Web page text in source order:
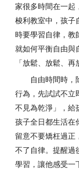
家很多時間在一起
梭利教室中，孩子
時要學習自律，教
就如何平衡自由與
「放鬆、放鬆、
自由時間時，除
行為，先試試不立
不見為乾淨」，給
孩子全日都生活在
留意不要矯枉過正
不了自律。提醒過
學習，讓他感受一